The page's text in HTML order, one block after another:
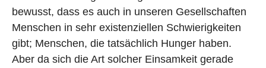
bewusst, dass es auch in unseren Gesellschaften
Menschen in sehr existenziellen Schwierigkeiten
gibt; Menschen, die tatsächlich Hunger haben.
Aber da sich die Art solcher Einsamkeit gerade